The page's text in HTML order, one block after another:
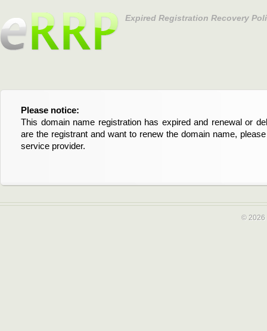
Expired Registration Recovery
Please notice:
This domain name registration has expired and renewal or
are the registrant and want to renew the domain name,
service provider.
Bitte beachten Sie:
Diese Domainregistrierung ist abgelaufen und die
Domain stehen an. Wenn Sie der Registrant sind und
verlängern möchten, kontaktieren Sie bitte Ihren Service-
© 2026